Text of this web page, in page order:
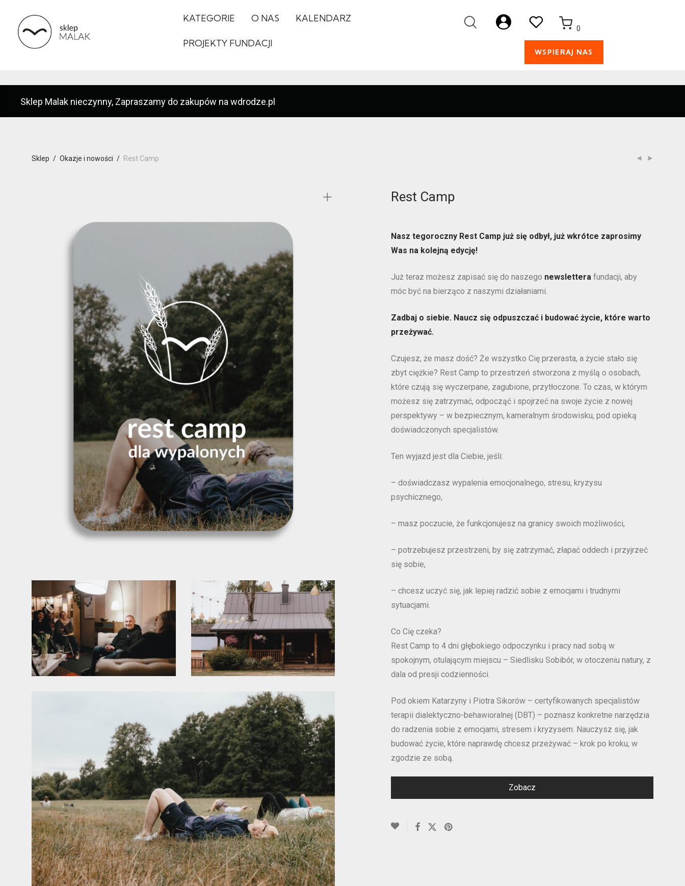
KATEGORIE O NAS KALENDARZ
PROJEKTY FUNDACJI
0
WSPIERAJ NAS
Sklep Malak nieczynny, Zapraszamy do zakupów na wdrodze.pl
Sklep / Okazje i nowości / Rest Camp
Rest Camp
Nasz tegoroczny Rest Camp już się odbył, już wkrótce zaprosimy
Was na kolejną edycję!
Już teraz możesz zapisać się do naszego newslettera fundacji, aby
móc być na bierząco z naszymi działaniami.
Zadbaj o siebie. Naucz się odpuszczać i budować życie, które warto
przeżywać.
Czujesz, że masz dość? Że wszystko Cię przerasta, a życie stało się
zbyt ciężkie? Rest Camp to przestrzeń stworzona z myślą o osobach,
które czują się wyczerpane, zagubione, przytłoczone. To czas, w którym
możesz się zatrzymać, odpocząć i spojrzeć na swoje życie z nowej
perspektywy – w bezpiecznym, kameralnym środowisku, pod opieką
doświadczonych specjalistów.
Ten wyjazd jest dla Ciebie, jeśli:
– doświadczasz wypalenia emocjonalnego, stresu, kryzysu
psychicznego,
– masz poczucie, że funkcjonujesz na granicy swoich możliwości,
– potrzebujesz przestrzeni, by się zatrzymać, złapać oddech i przyjrzeć
się sobie,
– chcesz uczyć się, jak lepiej radzić sobie z emocjami i trudnymi
sytuacjami.
Co Cię czeka?
Rest Camp to 4 dni głębokiego odpoczynku i pracy nad sobą w
spokojnym, otulającym miejscu – Siedlisku Sobibór, w otoczeniu natury, z
dala od presji codzienności.
Pod okiem Katarzyny i Piotra Sikorów – certyfikowanych specjalistów
terapii dialektyczno-behawioralnej (DBT) – poznasz konkretne narzędzia
do radzenia sobie z emocjami, stresem i kryzysem. Nauczysz się, jak
budować życie, które naprawdę chcesz przeżywać – krok po kroku, w
zgodzie ze sobą.
Zobacz